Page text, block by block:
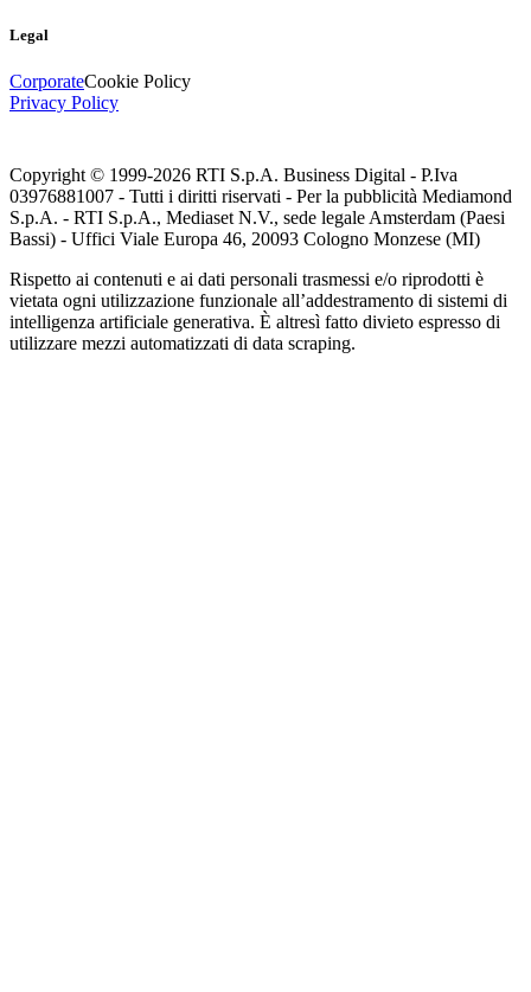
Legal
CorporateCookie Policy
Privacy Policy
Copyright © 1999-2026 RTI S.p.A. Business Digital - P.Iva
03976881007 - Tutti i diritti riservati - Per la pubblicità Mediamond
S.p.A. - RTI S.p.A., Mediaset N.V., sede legale Amsterdam (Paesi
Bassi) - Uffici Viale Europa 46, 20093 Cologno Monzese (MI)
Rispetto ai contenuti e ai dati personali trasmessi e/o riprodotti è
vietata ogni utilizzazione funzionale all’addestramento di sistemi di
intelligenza artificiale generativa. È altresì fatto divieto espresso di
utilizzare mezzi automatizzati di data scraping.